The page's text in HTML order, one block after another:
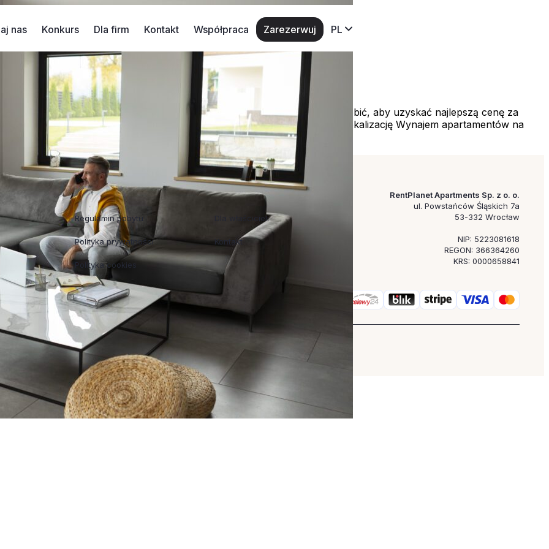
nas Konkurs Dla firm Kontakt Współpraca Zarezerwuj PL
bardziej opłacalny dla wynajmujących. Sprawdźmy zatem co należy zrobić, aby uzyskać najlepszą cenę za
Oto 6 sprawdzonych sposobów! Po pierwsze – Wybierz odpowiednią lokalizację Wynajem apartamentów na
chcą odpocząć […]
Regulaminy
Regulamin pobytu
Polityka prywatności
Polityka cookies
Współpraca
Dla właścicieli
Kontakt
RentPlanet Apartments Sp. z o. o.
ul. Powstańców Śląskich 7a
53-332 Wrocław
NIP: 5223081618
REGON: 366364260
KRS: 0000658841